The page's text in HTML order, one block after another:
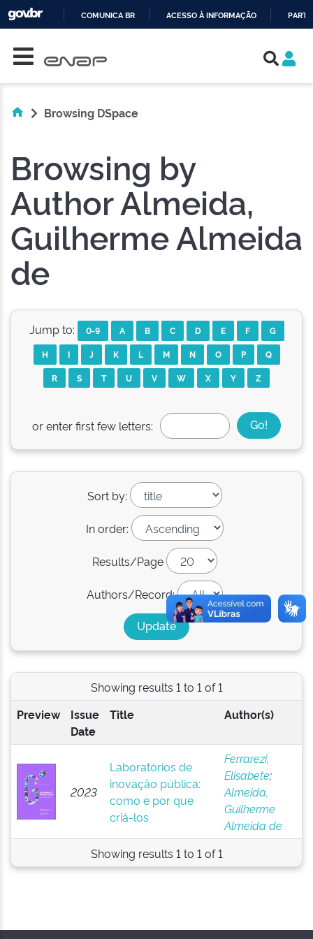
COMUNICA BR ACESSO À INFORMAÇÃO
Browsing DSpace
Browsing by
Author Almeida,
Guilherme Almeida
de
Jump to: 0-9 A B C D E F
G
H
I J K L M N O P
Q
R
S T U V W X Y Z
or enter first few letters:
Sort by:
In order:
Results/Page
Authors/Record:
Showing results 1 to 1 of 1
Preview
Issue
Date
Title Author(s)
2023
Laboratórios de
inovação pública:
como e por que
criá-los
Ferrarezi,
Elisabete;
Almeida,
Guilherme
Almeida de
Showing results 1 to 1 of 1